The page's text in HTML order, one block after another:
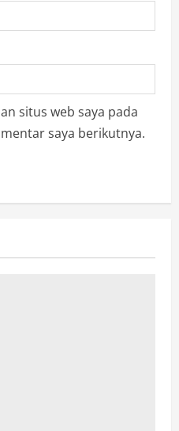
situs web saya pada
saya berikutnya.